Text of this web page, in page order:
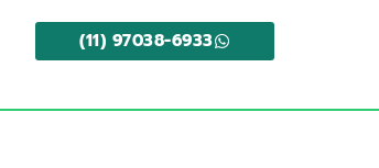
(11) 97038-6933